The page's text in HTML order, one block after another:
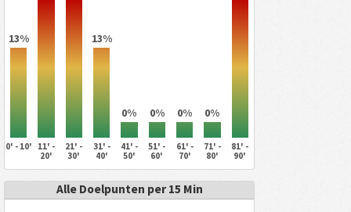
13% 13%
0% 0% 0% 0%
0' - 10'
11' -
20'
21' -
30'
31' -
40'
41' -
50'
51' -
60'
61' -
70'
71' -
80'
81' -
90'
Alle Doelpunten per 15 Min